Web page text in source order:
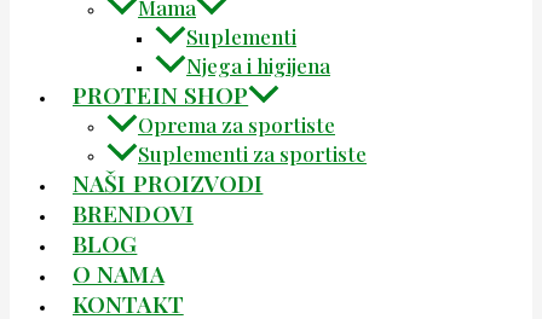
Mama
Suplementi
Njega i higijena
PROTEIN SHOP
Oprema za sportiste
Suplementi za sportiste
NAŠI PROIZVODI
BRENDOVI
BLOG
O NAMA
KONTAKT